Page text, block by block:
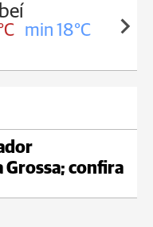
min 18°C
confira